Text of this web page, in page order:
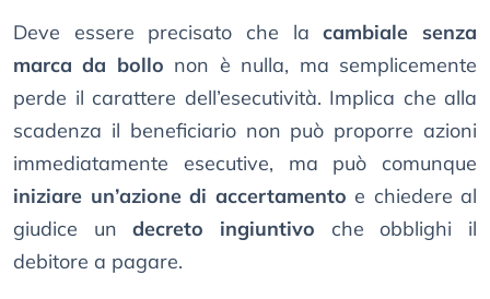
Deve essere precisato che lacambiale senza
marca da bollo non è nulla, ma semplicemente
perde il carattere dell’esecutività. Implica che alla
scadenza il beneficiario non può proporre azioni
immediatamente esecutive, ma può comunque
iniziare un’azione di accertamento e chiedere al
giudice undecreto ingiuntivo che obblighi il
debitore a pagare.